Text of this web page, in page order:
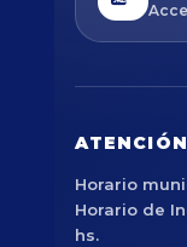
Horario
Horario de
hs.